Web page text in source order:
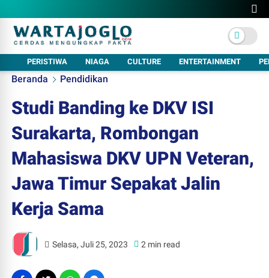
PERISTIWA NIAGA CULTURE ENTERTAINMENT
Beranda Pendidikan
Studi Banding ke DKV ISI
Surakarta, Rombongan
Mahasiswa DKV UPN Veteran,
Jawa Timur Sepakat Jalin
Kerja Sama
Selasa, Juli 25, 2023 2 min read